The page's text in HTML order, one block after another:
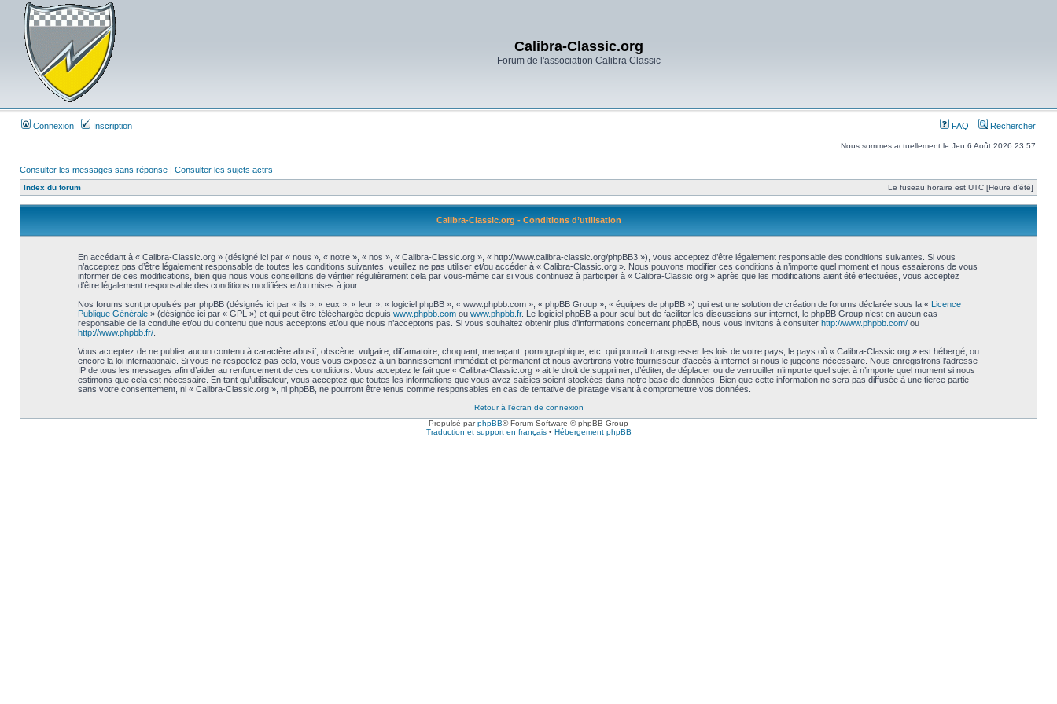
Calibra-Classic.org
Forum de l'association Calibra Classic
Connexion Inscription FAQ Rechercher
Nous sommes actuellement le Jeu 6 Août 2026 23:57
Consulter les messages sans réponse | Consulter les sujets actifs
Index du forum Le fuseau horaire est UTC [Heure d’été]
Calibra-Classic.org - Conditions d’utilisation
En accédant à « Calibra-Classic.org » (désigné ici par « nous », « notre », « nos », « Calibra-Classic.org », « http://www.calibra-classic.org/phpBB3 »), vous acceptez d’être légalement responsable des conditions suivantes. Si vous
n’acceptez pas d’être légalement responsable de toutes les conditions suivantes, veuillez ne pas utiliser et/ou accéder à « Calibra-Classic.org ». Nous pouvons modifier ces conditions à n’importe quel moment et nous essaierons de vous
informer de ces modifications, bien que nous vous conseillons de vérifier régulièrement cela par vous-même car si vous continuez à participer à « Calibra-Classic.org » après que les modifications aient été effectuées, vous acceptez
d’être légalement responsable des conditions modifiées et/ou mises à jour.
Nos forums sont propulsés par phpBB (désignés ici par « ils », « eux », « leur », « logiciel phpBB », « www.phpbb.com », « phpBB Group », « équipes de phpBB ») qui est une solution de création de forums déclarée sous la « Licence
Publique Générale» (désignée ici par « GPL ») et qui peut être téléchargée depuis www.phpbb.comou www.phpbb.fr. Le logiciel phpBB a pour seul but de faciliter les discussions sur internet, le phpBB Group n’est en aucun cas
responsable de la conduite et/ou du contenu que nous acceptons et/ou que nous n’acceptons pas. Si vous souhaitez obtenir plus d’informations concernant phpBB, nous vous invitons à consulter http://www.phpbb.com/ou
http://www.phpbb.fr/.
Vous acceptez de ne publier aucun contenu à caractère abusif, obscène, vulgaire, diffamatoire, choquant, menaçant, pornographique, etc. qui pourrait transgresser les lois de votre pays, le pays où « Calibra-Classic.org » est hébergé, ou
encore la loi internationale. Si vous ne respectez pas cela, vous vous exposez à un bannissement immédiat et permanent et nous avertirons votre fournisseur d’accès à internet si nous le jugeons nécessaire. Nous enregistrons l’adresse
IP de tous les messages afin d’aider au renforcement de ces conditions. Vous acceptez le fait que « Calibra-Classic.org » ait le droit de supprimer, d’éditer, de déplacer ou de verrouiller n’importe quel sujet à n’importe quel moment si nous
estimons que cela est nécessaire. En tant qu’utilisateur, vous acceptez que toutes les informations que vous avez saisies soient stockées dans notre base de données. Bien que cette information ne sera pas diffusée à une tierce partie
sans votre consentement, ni « Calibra-Classic.org », ni phpBB, ne pourront être tenus comme responsables en cas de tentative de piratage visant à compromettre vos données.
Retour à l’écran de connexion
Propulsé parphpBB® Forum Software © phpBB Group
Traduction et support en français• Hébergement phpBB